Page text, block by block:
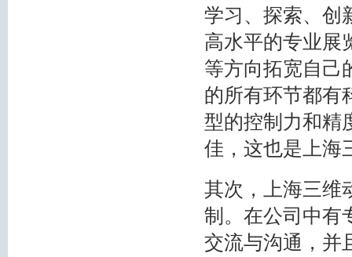
学习、探索、创
高水平的专业展
等方向拓宽自己
的所有环节都有
型的控制力和精
佳，这也是上海
其次，上海三维
制。在公司中有
交流与沟通，并